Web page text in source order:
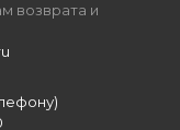
возврата и